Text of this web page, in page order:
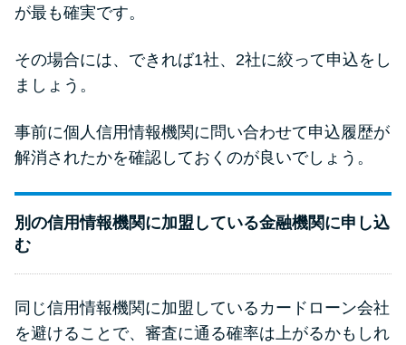
が最も確実です。
その場合には、できれば1社、2社に絞って申込をし
ましょう。
事前に個人信用情報機関に問い合わせて申込履歴が
解消されたかを確認しておくのが良いでしょう。
別の信用情報機関に加盟している金融機関に申し込
む
同じ信用情報機関に加盟しているカードローン会社
を避けることで、審査に通る確率は上がるかもしれ